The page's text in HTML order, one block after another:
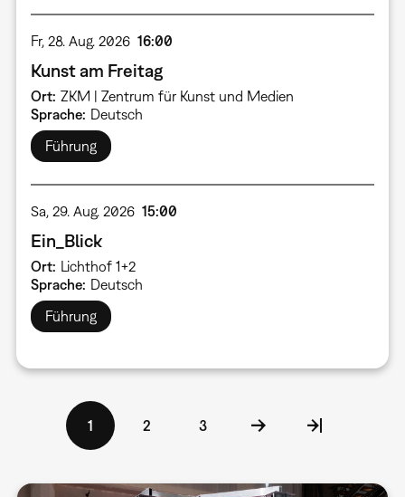
Fr, 28. Aug. 2026 16:00
Kunst am Freitag
Ort ZKM | Zentrum für Kunst und Medien
Sprache Deutsch
Führung
Sa, 29. Aug. 2026 15:00
Ein_Blick
Ort Lichthof 1+2
Sprache Deutsch
Führung
Aktuelle
Seite
1 Seite
2 Seite
3